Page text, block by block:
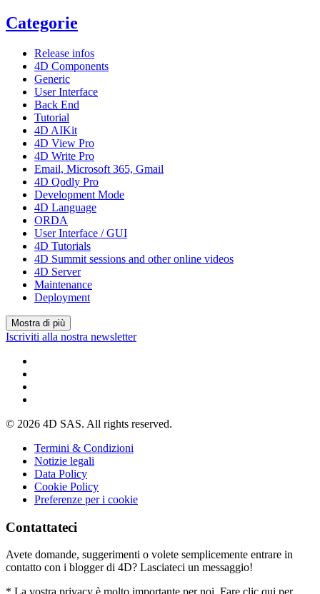
Categorie
Release infos
4D Components
Generic
User Interface
Back End
Tutorial
4D AIKit
4D View Pro
4D Write Pro
Email, Microsoft 365, Gmail
4D Qodly Pro
Development Mode
4D Language
ORDA
User Interface / GUI
4D Tutorials
4D Summit sessions and other online videos
4D Server
Maintenance
Deployment
Mostra di più
Iscriviti alla nostra newsletter
© 2026 4D SAS. All rights reserved.
Termini & Condizioni
Notizie legali
Data Policy
Cookie Policy
Preferenze per i cookie
Contattateci
Avete domande, suggerimenti o volete semplicemente entrare in
contatto con i blogger di 4D? Lasciateci un messaggio!